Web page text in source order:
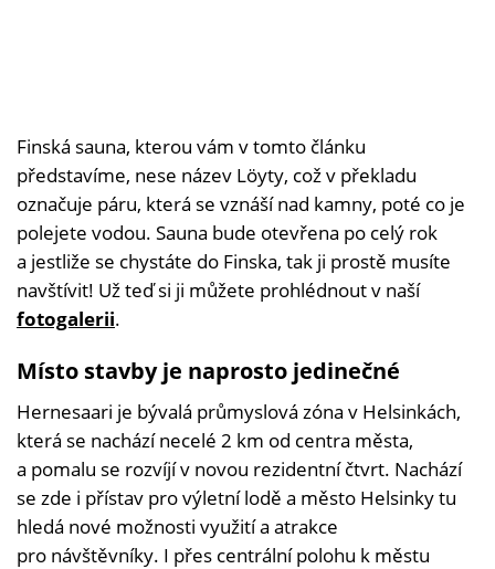
Finská sauna, kterou vám v tomto článku
představíme, nese název Löyty, což v překladu
označuje páru, která se vznáší nad kamny, poté co je
polejete vodou. Sauna bude otevřena po celý rok
a jestliže se chystáte do Finska, tak ji prostě musíte
navštívit! Už teď si ji můžete prohlédnout v naší
fotogalerii.
Místo stavby je naprosto jedinečné
Hernesaari je bývalá průmyslová zóna v Helsinkách,
která se nachází necelé 2 km od centra města,
a pomalu se rozvíjí v novou rezidentní čtvrt. Nachází
se zde i přístav pro výletní lodě a město Helsinky tu
hledá nové možnosti využití a atrakce
pro návštěvníky. I přes centrální polohu k městu